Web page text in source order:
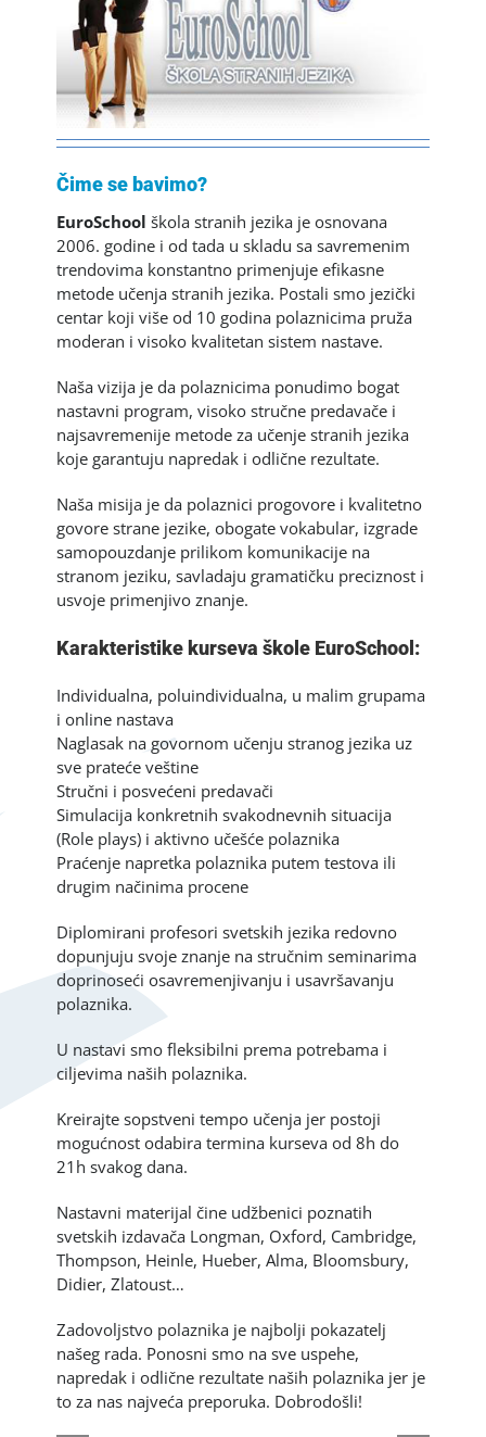
Čime se bavimo?
EuroSchool škola stranih jezika je osnovana
2006. godine i od tada u skladu sa savremenim
trendovima konstantno primenjuje efikasne
metode učenja stranih jezika. Postali smo jezički
centar koji više od 10 godina polaznicima pruža
moderan i visoko kvalitetan sistem nastave.
Naša vizija je da polaznicima ponudimo bogat
nastavni program, visoko stručne predavače i
najsavremenije metode za učenje stranih jezika
koje garantuju napredak i odlične rezultate.
Naša misija je da polaznici progovore i kvalitetno
govore strane jezike, obogate vokabular, izgrade
samopouzdanje prilikom komunikacije na
stranom jeziku, savladaju gramatičku preciznost i
usvoje primenjivo znanje.
Karakteristike kurseva škole EuroSchool:
Individualna, poluindividualna, u malim grupama
i online nastava
Naglasak na govornom učenju stranog jezika uz
sve prateće veštine
Stručni i posvećeni predavači
Simulacija konkretnih svakodnevnih situacija
(Role plays) i aktivno učešće polaznika
Praćenje napretka polaznika putem testova ili
drugim načinima procene
Diplomirani profesori svetskih jezika redovno
dopunjuju svoje znanje na stručnim seminarima
doprinoseći osavremenjivanju i usavršavanju
polaznika.
U nastavi smo fleksibilni prema potrebama i
ciljevima naših polaznika.
Kreirajte sopstveni tempo učenja jer postoji
mogućnost odabira termina kurseva od 8h do
21h svakog dana.
Nastavni materijal čine udžbenici poznatih
svetskih izdavača Longman, Oxford, Cambridge,
Thompson, Heinle, Hueber, Alma, Bloomsbury,
Didier, Zlatoust…
Zadovoljstvo polaznika je najbolji pokazatelj
našeg rada. Ponosni smo na sve uspehe,
napredak i odlične rezultate naših polaznika jer je
to za nas najveća preporuka. Dobrodošli!